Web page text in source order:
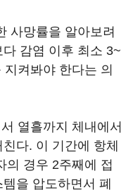
사망률을 알아보려
감염 이후 최소 3~
켜봐야 한다는 의
열흘까지 체내에서
다. 이 기간에 항체
의 경우 2주째에 접
을 압도하면서 폐